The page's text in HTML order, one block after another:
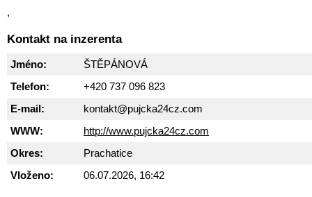
,
Kontakt na inzerenta
Jméno:
ŠTĚPÁNOVÁ
Telefon:
+420 737 096 823
E-mail:
kontakt@pujcka24cz.com
WWW:
http://www.pujcka24cz.com
Okres:
Prachatice
Vloženo:
06.07.2026, 16:42